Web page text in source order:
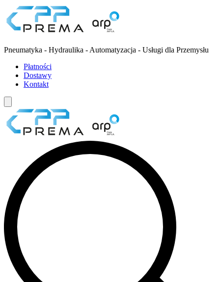
Pneumatyka - Hydraulika - Automatyzacja - Usługi dla Przemysłu
Płatności
Dostawy
Kontakt